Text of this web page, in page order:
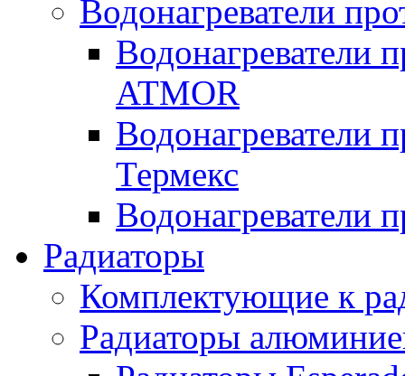
Водонагреватели
Водонагреватели
ATMOR
Водонагреватели
Термекс
Водонагреватели
Радиаторы
Комплектующие к
Радиаторы